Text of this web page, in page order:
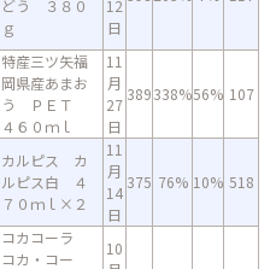
どう ３８０
ｇ
12
日
特産三ツ矢福
岡県産あまお
う ＰＥＴ
４６０ｍｌ
11
月
27
日
389338%56% 107
カルピス カ
ルピス白 ４
７０ｍｌ×２
11
月
14
日
375 76% 10% 518
コカコーラ
コカ・コー
10